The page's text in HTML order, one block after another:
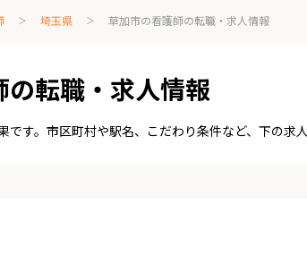
臨床検査技師
診療放射線技師
臨床工学技士
医療事務
調剤薬局事務
理学療法士
作業療法士
言語聴覚士
機能訓練指導員
視能訓練士
看護師
薬剤師 履歴書の書き方
職務経歴書の書き方
面接の心得
面接のコツ
転職の際に知って
年齢早見表
給与
埼玉県 草加市の看護師の転職・求人情報
転職・求人情報
す。市区町村や駅名、こだわり条件など、下の求